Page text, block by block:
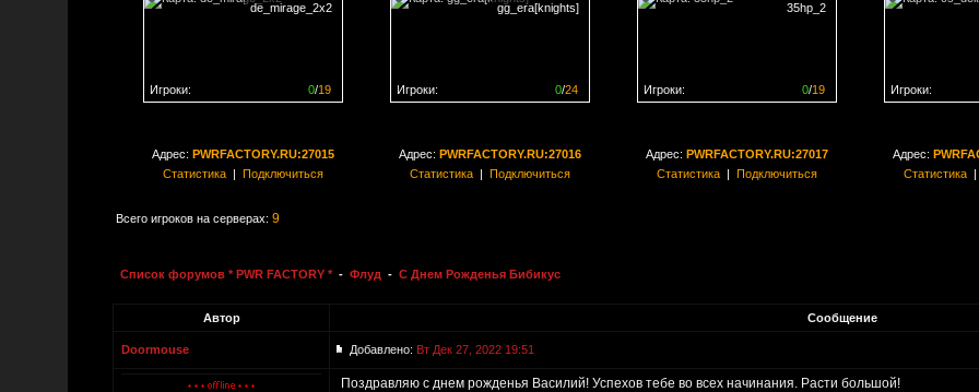
de_mirage_2x2
0/19
Игроки:
gg_era[knights]
0/24
Игроки:
35hp_2
0/19
Игроки:
Игроки:
Адрес: PWRFACTORY.RU:27015
Статистика| Подключиться
Адрес: PWRFACTORY.RU:27016
Статистика| Подключиться
Адрес: PWRFACTORY.RU:27017
Статистика| Подключиться
Адрес:
Статистика
Всего игроков на серверах: 9
Список форумов * PWR FACTORY * - Флуд - С Днем Рожденья Бибикус
Автор Сообщение
Doormouse Добавлено: Вт Дек 27, 2022 19:51
Поздравляю с днем рожденья Василий! Успехов тебе во всех начинания. Расти большой!